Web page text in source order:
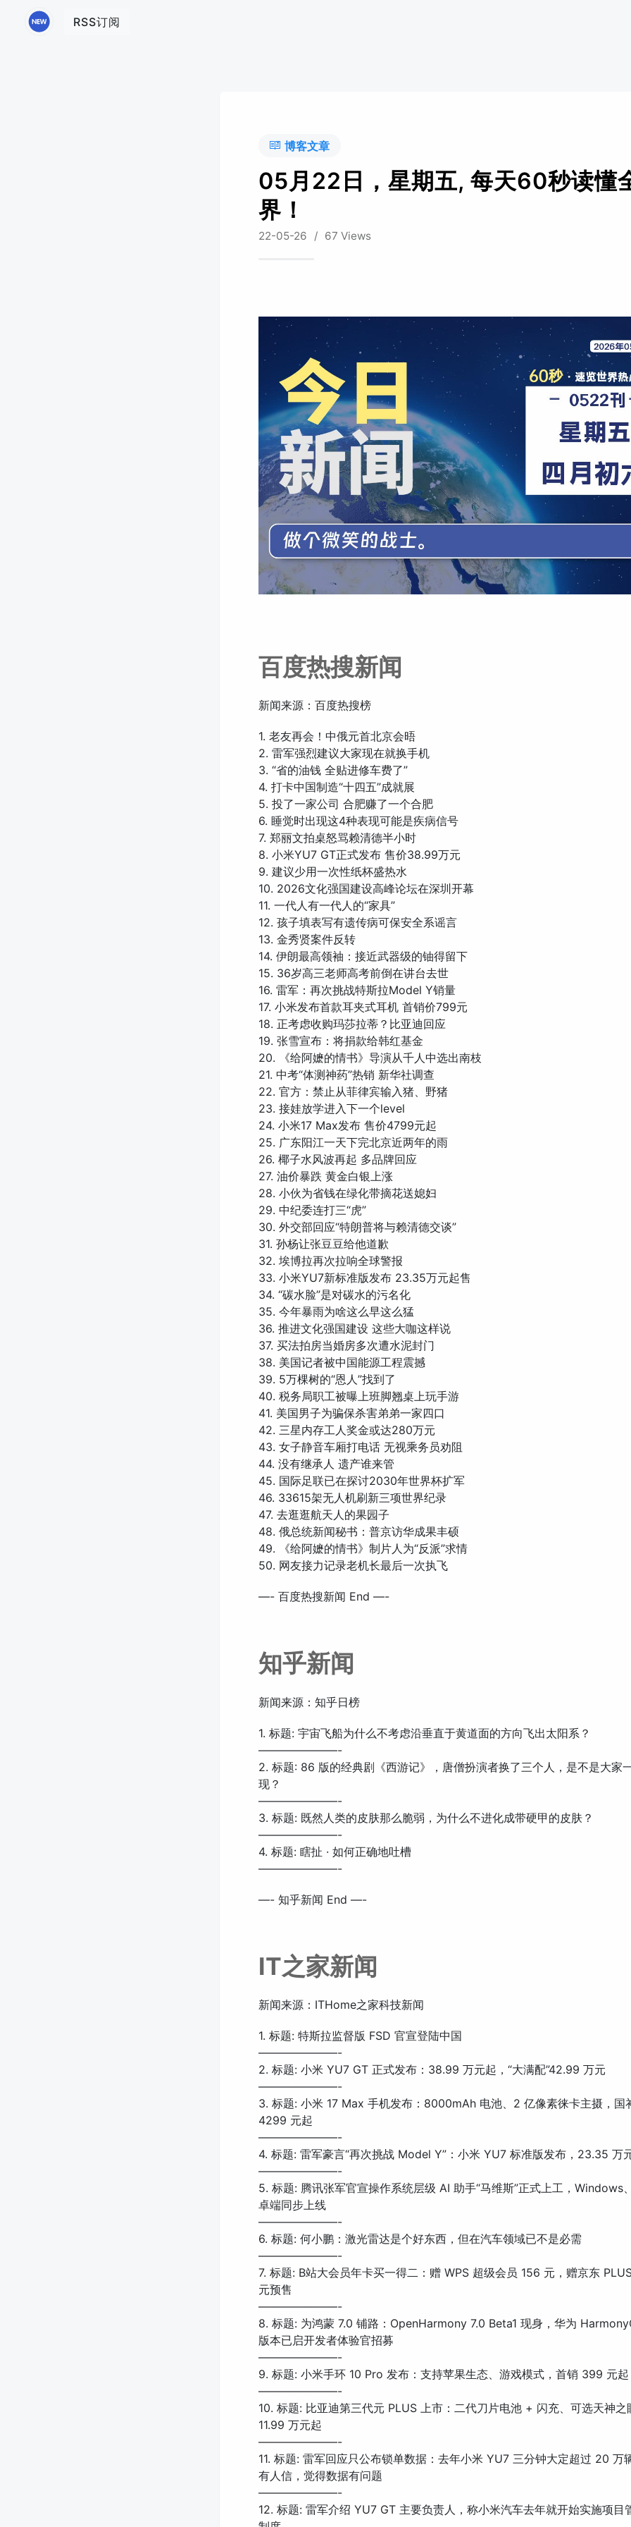
RSS订阅
博客文章
05月22日，星期五, 每天60秒读懂
界！
22-05-26 / 67 Views
百度热搜新闻
新闻来源：百度热搜榜
1. 老友再会！中俄元首北京会晤
2. 雷军强烈建议大家现在就换手机
3. “省的油钱 全贴进修车费了”
4. 打卡中国制造“十四五”成就展
5. 投了一家公司 合肥赚了一个合肥
6. 睡觉时出现这4种表现可能是疾病信号
7. 郑丽文拍桌怒骂赖清德半小时
8. 小米YU7 GT正式发布 售价38.99万元
9. 建议少用一次性纸杯盛热水
10. 2026文化强国建设高峰论坛在深圳开幕
11. 一代人有一代人的“家具”
12. 孩子填表写有遗传病可保安全系谣言
13. 金秀贤案件反转
14. 伊朗最高领袖：接近武器级的铀得留下
15. 36岁高三老师高考前倒在讲台去世
16. 雷军：再次挑战特斯拉Model Y销量
17. 小米发布首款耳夹式耳机 首销价799元
18. 正考虑收购玛莎拉蒂？比亚迪回应
19. 张雪宣布：将捐款给韩红基金
20. 《给阿嬷的情书》导演从千人中选出南枝
21. 中考“体测神药”热销 新华社调查
22. 官方：禁止从菲律宾输入猪、野猪
23. 接娃放学进入下一个level
24. 小米17 Max发布 售价4799元起
25. 广东阳江一天下完北京近两年的雨
26. 椰子水风波再起 多品牌回应
27. 油价暴跌 黄金白银上涨
28. 小伙为省钱在绿化带摘花送媳妇
29. 中纪委连打三“虎”
30. 外交部回应“特朗普将与赖清德交谈”
31. 孙杨让张豆豆给他道歉
32. 埃博拉再次拉响全球警报
33. 小米YU7新标准版发布 23.35万元起售
34. “碳水脸”是对碳水的污名化
35. 今年暴雨为啥这么早这么猛
36. 推进文化强国建设 这些大咖这样说
37. 买法拍房当婚房多次遭水泥封门
38. 美国记者被中国能源工程震撼
39. 5万棵树的“恩人”找到了
40. 税务局职工被曝上班脚翘桌上玩手游
41. 美国男子为骗保杀害弟弟一家四口
42. 三星内存工人奖金或达280万元
43. 女子静音车厢打电话 无视乘务员劝阻
44. 没有继承人 遗产谁来管
45. 国际足联已在探讨2030年世界杯扩军
46. 33615架无人机刷新三项世界纪录
47. 去逛逛航天人的果园子
48. 俄总统新闻秘书：普京访华成果丰硕
49. 《给阿嬷的情书》制片人为“反派”求情
50. 网友接力记录老机长最后一次执飞
—- 百度热搜新闻 End —-
知乎新闻
新闻来源：知乎日榜
1. 标题: 宇宙飞船为什么不考虑沿垂直于黄道面的方向飞出太阳系？
———————-
2. 标题: 86 版的经典剧《西游记》，唐僧扮演者换了三个人，是不是大家
现？
———————-
3. 标题: 既然人类的皮肤那么脆弱，为什么不进化成带硬甲的皮肤？
———————-
4. 标题: 瞎扯 · 如何正确地吐槽
———————-
—- 知乎新闻 End —-
IT之家新闻
新闻来源：ITHome之家科技新闻
1. 标题: 特斯拉监督版 FSD 官宣登陆中国
———————-
2. 标题: 小米 YU7 GT 正式发布：38.99 万元起，“大满配”42.99 万元
———————-
3. 标题: 小米 17 Max 手机发布：8000mAh 电池、2 亿像素徕卡主摄，国
4299 元起
———————-
4. 标题: 雷军豪言“再次挑战 Model Y”：小米 YU7 标准版发布，23.35 万
———————-
5. 标题: 腾讯张军官宣操作系统层级 AI 助手“马维斯”正式上工，Windows
卓端同步上线
———————-
6. 标题: 何小鹏：激光雷达是个好东西，但在汽车领域已不是必需
———————-
7. 标题: B站大会员年卡买一得二：赠 WPS 超级会员 156 元，赠京东
元预售
———————-
8. 标题: 为鸿蒙 7.0 铺路：OpenHarmony 7.0 Beta1 现身，华为
版本已启开发者体验官招募
———————-
9. 标题: 小米手环 10 Pro 发布：支持苹果生态、游戏模式，首销 399 元起
———————-
10. 标题: 比亚迪第三代元 PLUS 上市：二代刀片电池 + 闪充、可选天神之
11.99 万元起
———————-
11. 标题: 雷军回应只公布锁单数据：去年小米 YU7 三分钟大定超过 20 万
有人信，觉得数据有问题
———————-
12. 标题: 雷军介绍 YU7 GT 主要负责人，称小米汽车去年就开始实施项目